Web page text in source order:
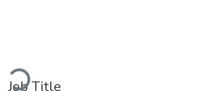
Loading...
Job Title